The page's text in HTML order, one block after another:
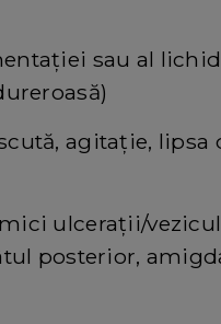
sau al
agitaţie, lipsa
ulceraţii/
posterior,